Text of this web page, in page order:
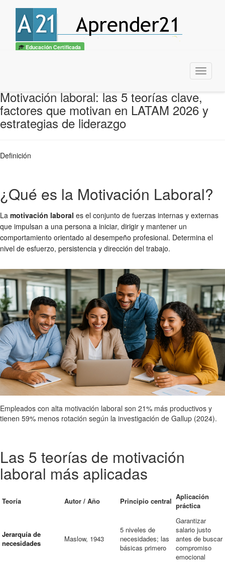
Educación Certificada
Menu
Motivación laboral: las 5 teorías clave,
factores que motivan en LATAM 2026 y
estrategias de liderazgo
Definición
¿Qué es la Motivación Laboral?
La motivación laboral es el conjunto de fuerzas internas y externas
que impulsan a una persona a iniciar, dirigir y mantener un
comportamiento orientado al desempeño profesional. Determina el
nivel de esfuerzo, persistencia y dirección del trabajo.
Empleados con alta motivación laboral son 21% más productivos y
tienen 59% menos rotación según la investigación de Gallup (2024).
Las 5 teorías de motivación
laboral más aplicadas
Teoría Autor / Año Principio central Aplicación
práctica
Jerarquía de
necesidades
Maslow, 1943
5 niveles de
necesidades; las
básicas primero
Garantizar
salario justo
antes de buscar
compromiso
emocional